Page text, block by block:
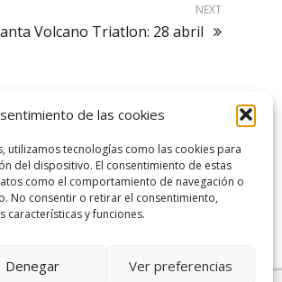
de las cookies
utilizamos tecnologías como las cookies para
del dispositivo. El consentimiento de estas
como el comportamiento de navegación o
No consentir o retirar el consentimiento,
características y funciones.
Denegar Ver preferencias
NEXT
Volcano Triatlon: 28 abril
SID